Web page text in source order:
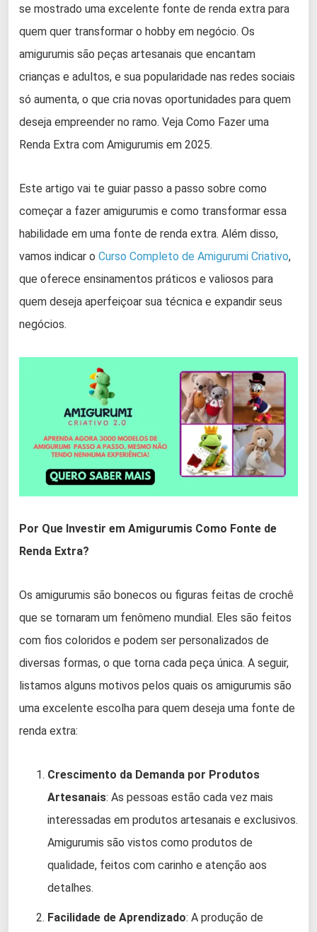
se mostrado uma excelente fonte de renda extra para
quem quer transformar o hobby em negócio. Os
amigurumis são peças artesanais que encantam
crianças e adultos, e sua popularidade nas redes sociais
só aumenta, o que cria novas oportunidades para quem
deseja empreender no ramo. Veja Como Fazer uma
Renda Extra com Amigurumis em 2025.
Este artigo vai te guiar passo a passo sobre como
começar a fazer amigurumis e como transformar essa
habilidade em uma fonte de renda extra. Além disso,
vamos indicar o Curso Completo de Amigurumi Criativo,
que oferece ensinamentos práticos e valiosos para
quem deseja aperfeiçoar sua técnica e expandir seus
negócios.
Por Que Investir em Amigurumis Como Fonte de
Renda Extra?
Os amigurumis são bonecos ou figuras feitas de crochê
que se tornaram um fenômeno mundial. Eles são feitos
com fios coloridos e podem ser personalizados de
diversas formas, o que torna cada peça única. A seguir,
listamos alguns motivos pelos quais os amigurumis são
uma excelente escolha para quem deseja uma fonte de
renda extra:
Crescimento da Demanda por Produtos
Artesanais: As pessoas estão cada vez mais
interessadas em produtos artesanais e exclusivos.
Amigurumis são vistos como produtos de
qualidade, feitos com carinho e atenção aos
detalhes.
Facilidade de Aprendizado: A produção de